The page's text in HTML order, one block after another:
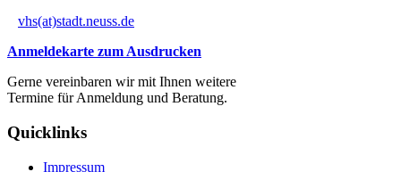
vhs(at)stadt.neuss.de
Anmeldekarte zum Ausdrucken
Gerne vereinbaren wir mit Ihnen weitere
Termine für Anmeldung und Beratung.
Quicklinks
Impressum